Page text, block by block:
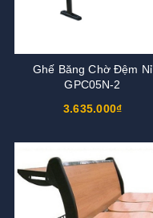
Ghế Băng Chờ Đệm Nỉ
GPC05N-2
3.635.000₫